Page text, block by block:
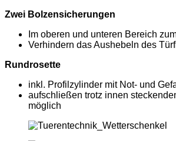
Zwei Bolzensicherungen
Im oberen und unteren Bereich
Verhindern das Aushebeln des
Rundrosette
inkl. Profilzylinder mit Not- und
aufschließen trotz innen
möglich